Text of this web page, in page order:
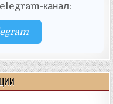
канал: